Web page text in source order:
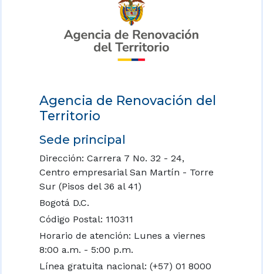
Agencia de Renovación del
Territorio
Sede principal
Dirección: Carrera 7 No. 32 - 24,
Centro empresarial San Martín - Torre
Sur (Pisos del 36 al 41)
Bogotá D.C.
Código Postal: 110311
Horario de atención: Lunes a viernes
8:00 a.m. - 5:00 p.m.
Línea gratuita nacional: (+57) 01 8000